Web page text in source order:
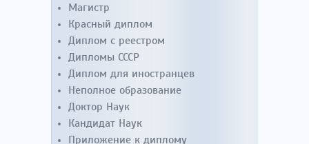
Магистр
Красный диплом
Диплом с реестром
Дипломы СССР
Диплом для иностранцев
Неполное образование
Доктор Наук
Кандидат Наук
Приложение к диплому